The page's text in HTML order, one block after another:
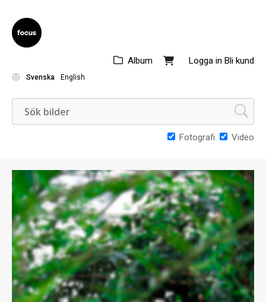
Logga in Bli kund
Album
Svenska English
Fotografi Video